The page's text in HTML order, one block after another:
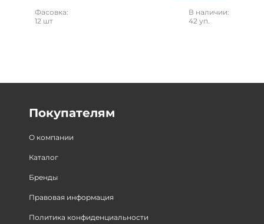
Фасовка:
12 шт
В наличии:
42 уп.
Покупателям
О компании
Каталог
Бренды
Правовая информация
Политика конфиденциальности